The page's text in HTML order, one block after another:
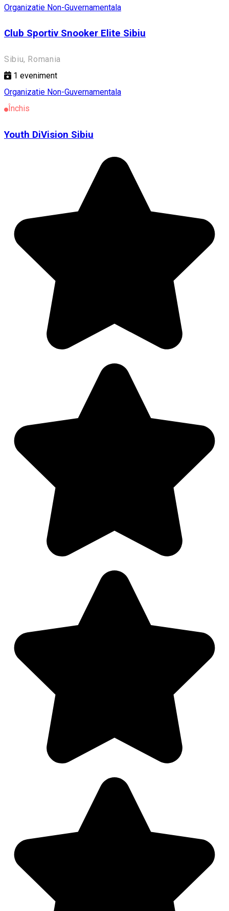
Organizatie Non-Guvernamentala
Club Sportiv Snooker Elite Sibiu
Sibiu, Romania
1 eveniment
Organizatie Non-Guvernamentala
Închis
Youth DiVision Sibiu